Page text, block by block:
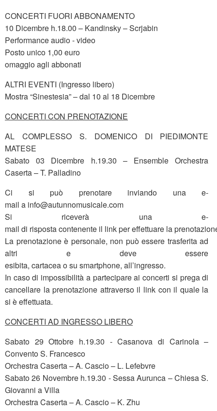
CONCERTI FUORI ABBONAMENTO
10 Dicembre h.18.00 – Kandinsky – Scrjabin
Performance audio - video
Posto unico 1,00 euro
omaggio agli abbonati
ALTRI EVENTI (Ingresso libero)
Mostra “Sinestesia” – dal 10 al 18 Dicembre
CONCERTI CON PRENOTAZIONE
AL COMPLESSO S. DOMENICO DI PIEDIMONTE
MATESE
Sabato 03 Dicembre h.19.30 – Ensemble Orchestra
Caserta – T. Palladino
Ci si può prenotare inviando una e-
mail a info@autunnomusicale.com
Si riceverà una e-
mail di risposta contenente il link per effettuare la
La prenotazione è personale, non può essere trasferita ad
altri e deve essere
esibita, cartacea o su smartphone, all’ingresso.
In caso di impossibilità a partecipare ai concerti si prega di
cancellare la prenotazione attraverso il link con il quale la
si è effettuata.
CONCERTI AD INGRESSO LIBERO
Sabato 29 Ottobre h.19.30 - Casanova di Carinola –
Convento S. Francesco
Orchestra Caserta – A. Cascio – L. Lefebvre
Sabato 26 Novembre h.19.30 - Sessa Aurunca – Chiesa S.
Giovanni a Villa
Orchestra Caserta – A. Cascio – K. Zhu